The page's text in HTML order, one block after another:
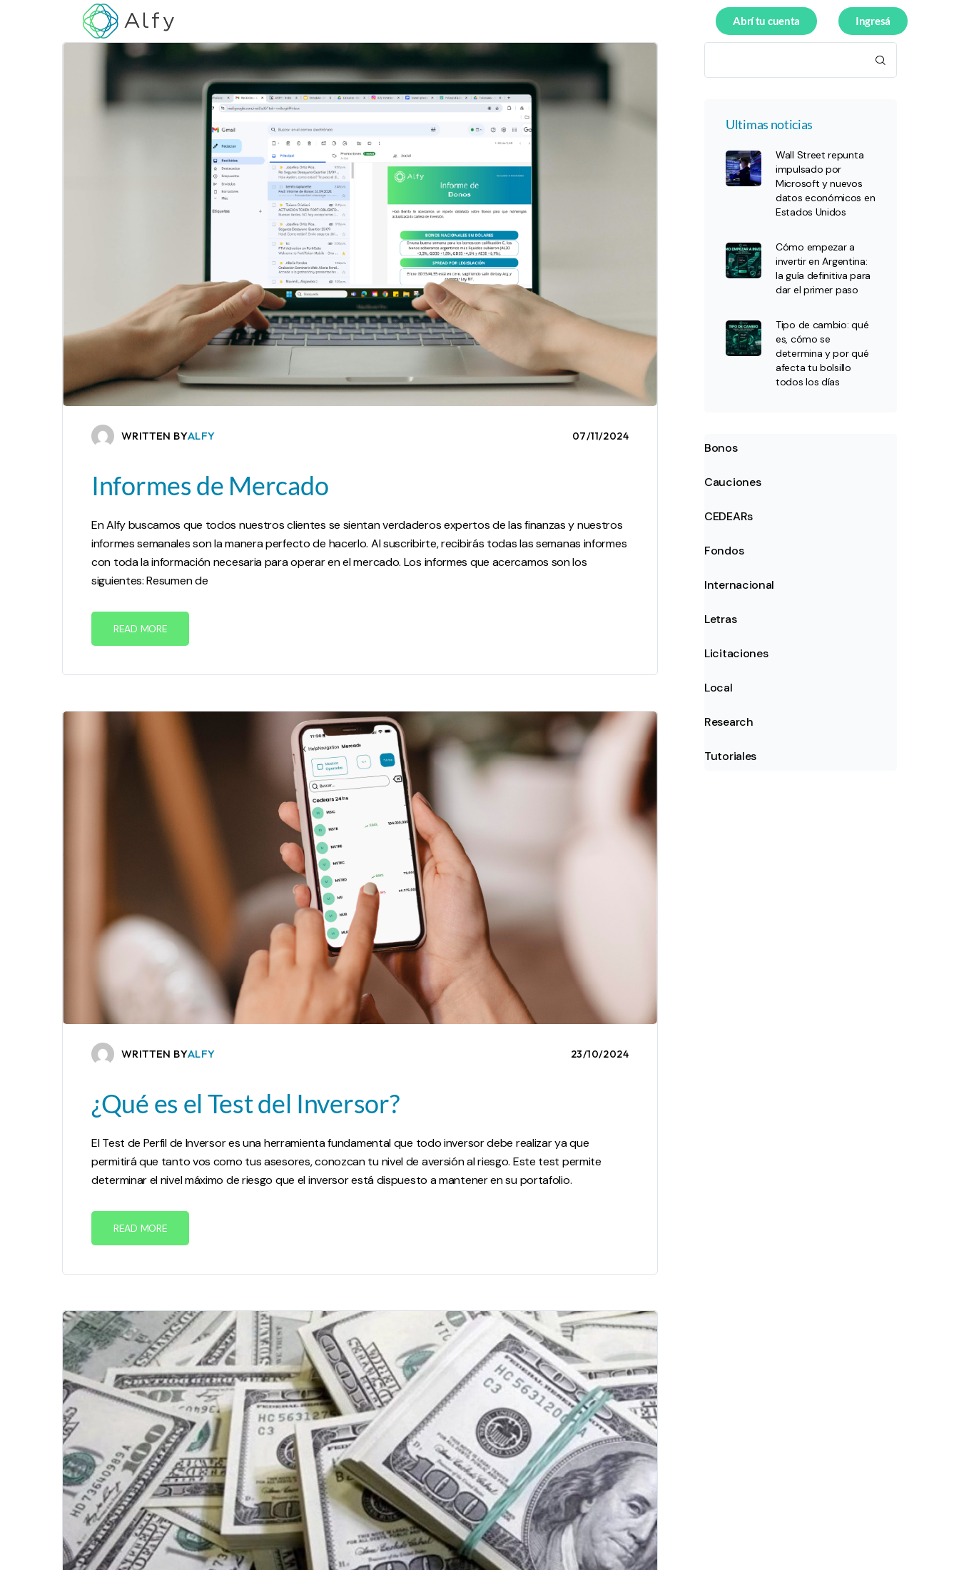
Abrí tu cuenta Ingresá
WRITTEN BYALFY 07/11/2024
Informes de Mercado
En Alfy buscamos que todos nuestros clientes se sientan verdaderos expertos de las finanzas y nuestros
informes semanales son la manera perfecto de hacerlo. Al suscribirte, recibirás todas las semanas informes
con toda la información necesaria para operar en el mercado. Los informes que acercamos son los
siguientes: Resumen de
READ MORE
WRITTEN BYALFY 23/10/2024
¿Qué es el Test del Inversor?
El Test de Perfil de Inversor es una herramienta fundamental que todo inversor debe realizar ya que
permitirá que tanto vos como tus asesores, conozcan tu nivel de aversión al riesgo. Este test permite
determinar el nivel máximo de riesgo que el inversor está dispuesto a mantener en su portafolio.
READ MORE
Ultimas noticias
Wall Street repunta
impulsado por
Microsoft y nuevos
datos económicos en
Estados Unidos
Cómo empezar a
invertir en Argentina:
la guía definitiva para
dar el primer paso
Tipo de cambio: qué
es, cómo se
determina y por qué
afecta tu bolsillo
todos los días
Bonos
Cauciones
CEDEARs
Fondos
Internacional
Letras
Licitaciones
Local
Research
Tutoriales